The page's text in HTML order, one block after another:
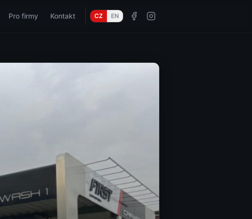
Pro firmy Kontakt CZ EN